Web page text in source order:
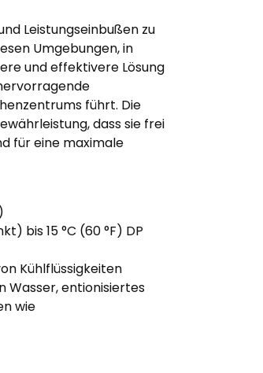
Leistungseinbußen zu
Umgebungen, in
und effektivere Lösung
führt. Die
dass sie frei
für eine maximale
bis 15 °C (60 °F) DP
Kühlflüssigkeiten
Wasser, entionisiertes
wie